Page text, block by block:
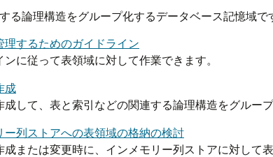
る論理構造をグループ化するデータベース記憶域
理するためのガイドライン
ンに従って表領域に対して作業できます。
成
成して、表と索引などの関連する論理構造をグルー
ー列ストアへの表領域の格納の検討
成または変更時に、インメモリー列ストアに対して